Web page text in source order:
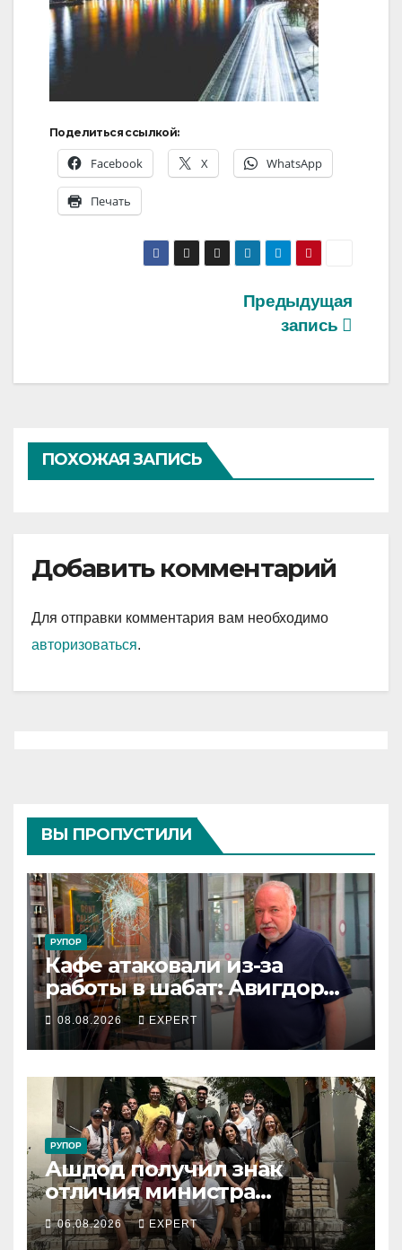
Поделиться ссылкой:
Facebook X WhatsApp
Печать
записям
Предыдущая
запись
ПОХОЖАЯ ЗАПИСЬ
Добавить комментарий
Для отправки комментария вам необходимо
авторизоваться.
ВЫ ПРОПУСТИЛИ
РУПОР
Кафе атаковали из-за
работы в шабат: Авигдор
Либерман приехал
поддержать владельцев
08.08.2026 EXPERT
РУПОР
Ашдод получил знак
отличия министра
обороны за поддержку
резервистов
06.08.2026 EXPERT